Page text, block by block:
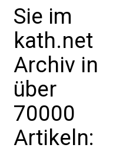
Sie im
kath.net
Archiv in
über
70000
Artikeln: